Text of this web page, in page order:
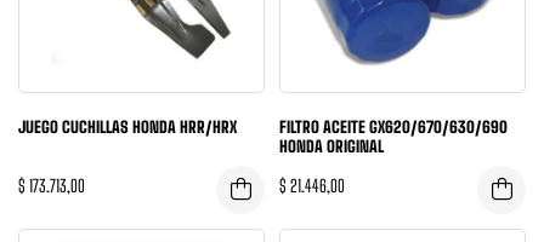
JUEGO CUCHILLAS HONDA HRR/HRX
$ 173.713,00
FILTRO ACEITE GX620/670/630/690
HONDA ORIGINAL
$ 21.446,00